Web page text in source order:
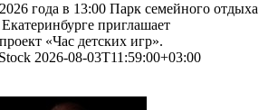
года в 13:00 Парк семейного отдыха
приглашает
«Час детских игр».
2026-08-03T11:59:00+03:00